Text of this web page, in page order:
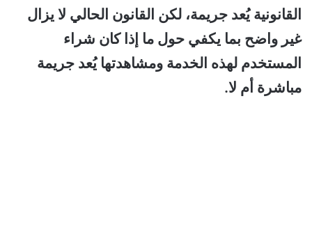
القانونية يُعد جريمة، لكن القانون الحالي لا يزال
غير واضح بما يكفي حول ما إذا كان شراء
المستخدم لهذه الخدمة ومشاهدتها يُعد جريمة
مباشرة أم لا.